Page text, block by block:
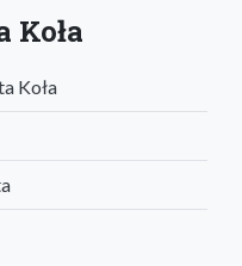
Koła
Koła